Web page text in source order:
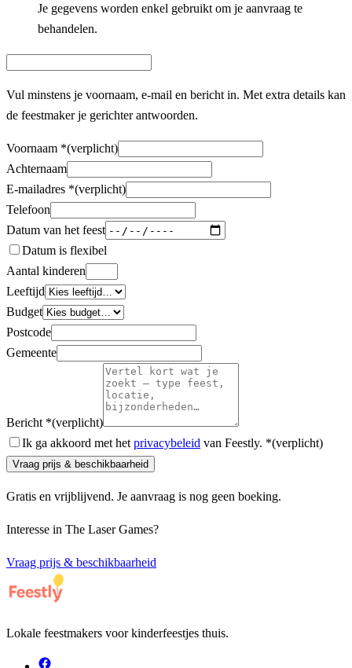
Je gegevens worden enkel gebruikt om je aanvraag te
behandelen.
Vul minstens je voornaam, e‑mail en bericht in. Met extra details kan
de feestmaker je gerichter antwoorden.
Voornaam *(verplicht)
Achternaam
E-mailadres *(verplicht)
Telefoon
Datum van het feest
Datum is flexibel
Aantal kinderen
Leeftijd
Budget
Postcode
Gemeente
Bericht *(verplicht)
Ik ga akkoord met het privacybeleid van Feestly. *(verplicht)
Vraag prijs & beschikbaarheid
Gratis en vrijblijvend. Je aanvraag is nog geen boeking.
Interesse in The Laser Games?
Vraag prijs & beschikbaarheid
Lokale feestmakers voor kinderfeestjes thuis.